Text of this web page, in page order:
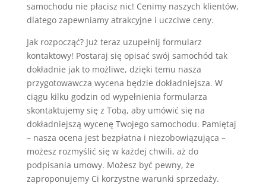
samochodu nie płacisz nic! Cenimy naszych klientów,
dlatego zapewniamy atrakcyjne i uczciwe ceny.
Jak rozpocząć? Już teraz uzupełnij formularz
kontaktowy! Postaraj się opisać swój samochód tak
dokładnie jak to możliwe, dzięki temu nasza
przygotowawcza wycena będzie dokładniejsza. W
ciągu kilku godzin od wypełnienia formularza
skontaktujemy się z Tobą, aby umówić się na
dokładniejszą wycenę Twojego samochodu. Pamiętaj
– nasza ocena jest bezpłatna i niezobowiązująca –
możesz rozmyślić się w każdej chwili, aż do
podpisania umowy. Możesz być pewny, że
zaproponujemy Ci korzystne warunki sprzedaży.